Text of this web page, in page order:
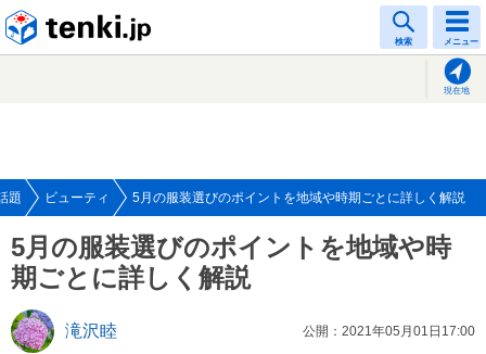
検索 メニュー
現在地
題 ビューティ 5月の服装選びのポイントを地域や時期ごとに詳しく解説
5月の服装選びのポイントを地域や時
期ごとに詳しく解説
滝沢睦 公開：2021年05月01日17:00